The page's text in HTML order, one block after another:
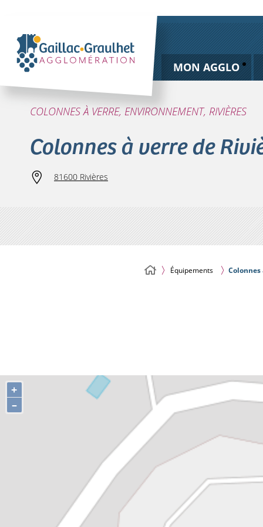
MON AGGLO
COLONNES À VERRE, ENVIRONNEMENT, RIVIÈRES
Colonnes à verre de
81600 Rivières
Équipements Colonnes
+
–